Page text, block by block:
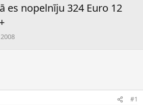
es nopelnīju 324 Euro 12
#1